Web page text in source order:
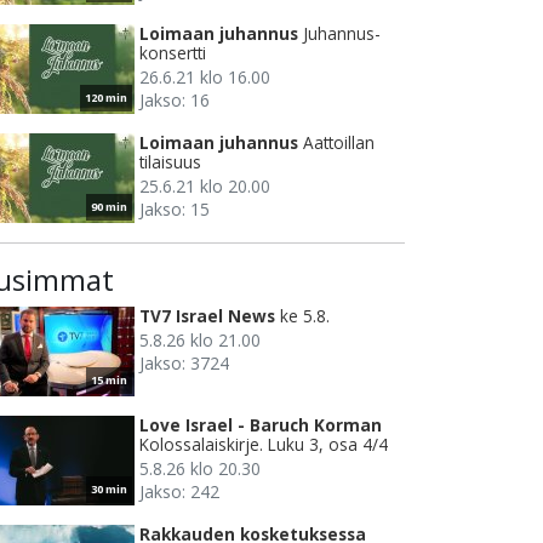
120 min
Loimaan juhannus Juhannus-
konsertti
26.6.21 klo 16.00
Jakso: 16
90 min
Loimaan juhannus Aattoillan
tilaisuus
25.6.21 klo 20.00
Jakso: 15
15 min
TV7 Israel News ke 5.8.
5.8.26 klo 21.00
Jakso: 3724
30 min
Love Israel - Baruch Korman
Kolossalaiskirje. Luku 3, osa 4/4
5.8.26 klo 20.30
Jakso: 242
Rakkauden kosketuksessa